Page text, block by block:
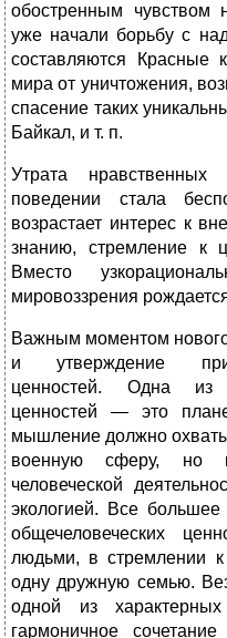
обостренным чувством
уже начали борьбу с
составляются Красные
мира от уничтожения,
спасение таких
Байкал, и т. п.
Утрата
поведении стала
возрастает интерес к
знанию, стремление к
Вместо
мировоззрения
Важным моментом
и утверждение
ценностей. Одна из
ценностей — это
мышление должно
военную сферу, но
человеческой
экологией. Все большее
общечеловеческих
людьми, в стремлении
одну дружную семью.
одной из
гармоничное